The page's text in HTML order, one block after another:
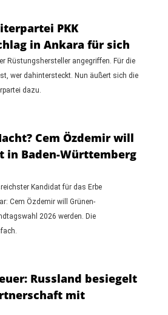
PKK
in Ankara für sich
Rüstungshersteller angegriffen. Für die
wer dahintersteckt. Nun äußert sich die
dazu.
Cem Özdemir will
in Baden-Württemberg
Kandidat für das Erbe
Cem Özdemir will Grünen-
2026 werden. Die
Russland besiegelt
mit